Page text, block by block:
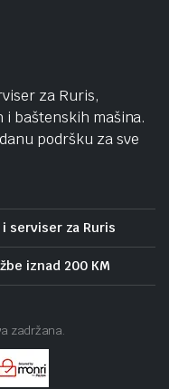
za Ruris,
baštenskih mašina.
podršku za sve
serviser za Ruris
iznad 200 KM
zadržana.